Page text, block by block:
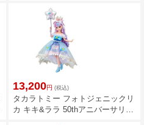
13,200円 (税込)
タカラトミー フォトジェニックリ
カ キキ&ララ 50thアニバーサリー